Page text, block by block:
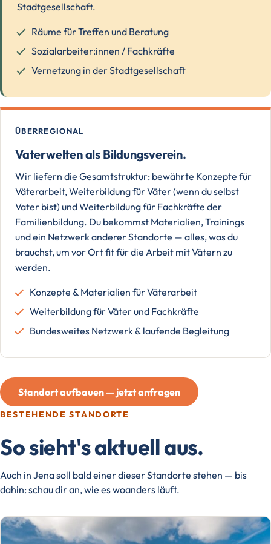
Stadtgesellschaft.
Räume für Treffen und Beratung
Sozialarbeiter:innen / Fachkräfte
Vernetzung in der Stadtgesellschaft
ÜBERREGIONAL
Vaterwelten als Bildungsverein.
Wir liefern die Gesamtstruktur: bewährte Konzepte für
Väterarbeit, Weiterbildung für Väter (wenn du selbst
Vater bist) und Weiterbildung für Fachkräfte der
Familienbildung. Du bekommst Materialien, Trainings
und ein Netzwerk anderer Standorte — alles, was du
brauchst, um vor Ort fit für die Arbeit mit Vätern zu
werden.
Konzepte & Materialien für Väterarbeit
Weiterbildung für Väter und Fachkräfte
Bundesweites Netzwerk & laufende Begleitung
Standort aufbauen — jetzt anfragen
BESTEHENDE STANDORTE
So sieht's aktuell aus.
Auch in Jena soll bald einer dieser Standorte stehen — bis
dahin: schau dir an, wie es woanders läuft.